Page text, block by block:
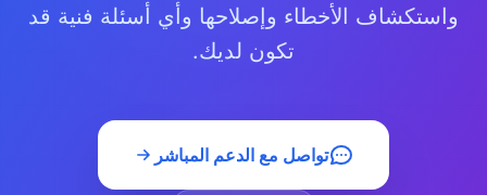
واستكشاف الأخطاء وإصلاحها وأي أسئلة فنية قد
تكون لديك.
تواصل مع الدعم المباشر